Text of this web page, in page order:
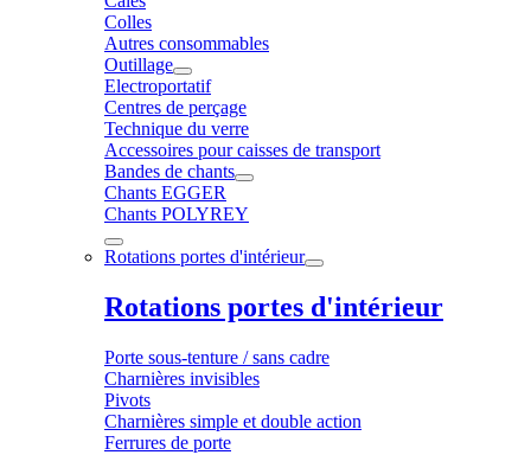
Colles
Autres consommables
Outillage
Electroportatif
Centres de perçage
Technique du verre
Accessoires pour caisses de transport
Bandes de chants
Chants EGGER
Chants POLYREY
Rotations portes d'intérieur
Rotations portes d'intérieur
Porte sous-tenture / sans cadre
Charnières invisibles
Pivots
Charnières simple et double action
Ferrures de porte